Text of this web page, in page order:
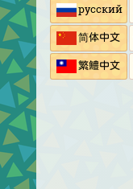
русский
简体中文
繁鱧中文